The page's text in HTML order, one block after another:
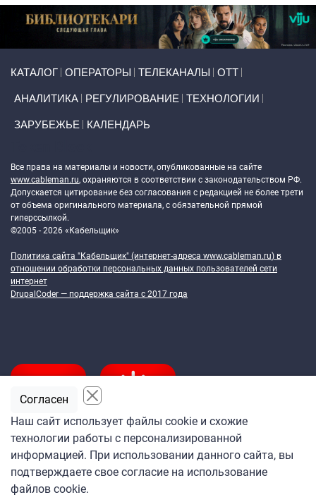
КАТАЛОГ ОПЕРАТОРЫ ТЕЛЕКАНАЛЫ ОТТ
АНАЛИТИКА РЕГУЛИРОВАНИЕ ТЕХНОЛОГИИ
ЗАРУБЕЖЬЕ КАЛЕНДАРЬ
Все права на материалы и новости, опубликованные на сайте
www.cableman.ru, охраняются в соответствии с законодательством РФ.
Допускается цитирование без согласования с редакцией не более трети
от объема оригинального материала, с обязательной прямой
гиперссылкой.
©2005 - 2026 «Кабельщик»
Политика сайта "Кабельщик" (интернет-адреса www.cableman.ru) в
отношении обработки персональных данных пользователей сети
интернет
DrupalCoder — поддержка сайта c 2017 года
Подпишитесь
на ежедневную рассылку
«Кабельщика»
Наш сайт использует файлы cookie и схожие
технологии работы с персонализированной
информацией. При использовании данного сайта, вы
подтверждаете свое согласие на использование
файлов cookie.
Согласен